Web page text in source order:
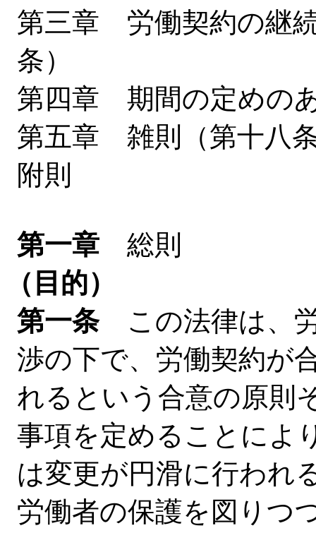
第三章 労働契約の継
条）
第四章 期間の定めの
第五章 雑則（第十八
附則
第一章 総則
（目的）
第一条この法律は、労
渉の下で、労働契約が
れるという合意の原則
事項を定めることによ
は変更が円滑に行われ
労働者の保護を図りつ